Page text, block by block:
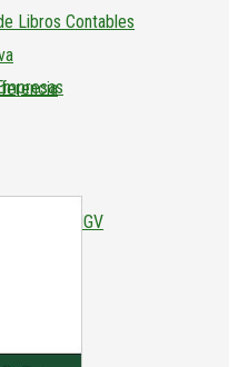
Libros Contables
Renta – IGV